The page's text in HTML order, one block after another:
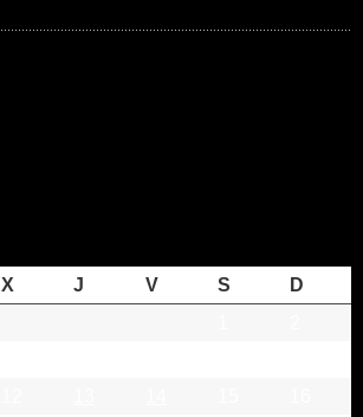
X J V S
D